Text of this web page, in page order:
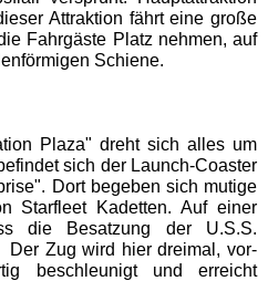
Attraktion fährt eine große
Fahrgäste Platz nehmen, auf
Schiene.
Plaza" dreht sich alles um
sich der Launch-Coaster
Dort begeben sich mutige
Starfleet Kadetten. Auf einer
die Besatzung der U.S.S.
Der Zug wird hier dreimal, vor-
beschleunigt und erreicht